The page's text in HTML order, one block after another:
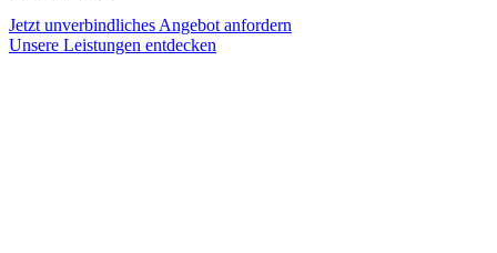
Jetzt unverbindliches Angebot anfordern
Unsere Leistungen entdecken